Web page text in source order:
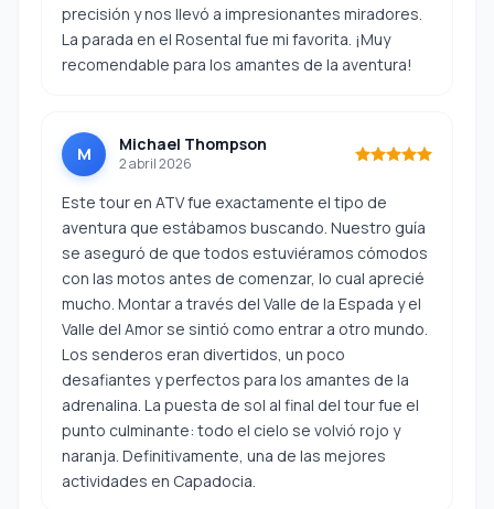
precisión y nos llevó a impresionantes miradores.
La parada en el Rosental fue mi favorita. ¡Muy
recomendable para los amantes de la aventura!
M Michael Thompson
2 abril 2026
Este tour en ATV fue exactamente el tipo de
aventura que estábamos buscando. Nuestro guía
se aseguró de que todos estuviéramos cómodos
con las motos antes de comenzar, lo cual aprecié
mucho. Montar a través del Valle de la Espada y el
Valle del Amor se sintió como entrar a otro mundo.
Los senderos eran divertidos, un poco
desafiantes y perfectos para los amantes de la
adrenalina. La puesta de sol al final del tour fue el
punto culminante: todo el cielo se volvió rojo y
naranja. Definitivamente, una de las mejores
actividades en Capadocia.